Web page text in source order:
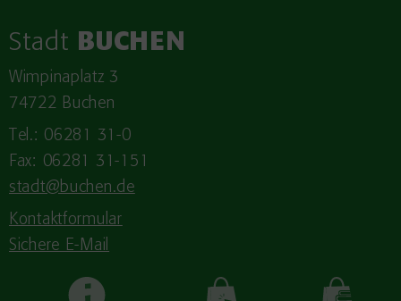
Stadt BUCHEN
Wimpinaplatz 3
74722 Buchen
Tel.: 06281 31-0
Fax: 06281 31-151
stadt@buchen.de
Kontaktformular
Sichere E-Mail